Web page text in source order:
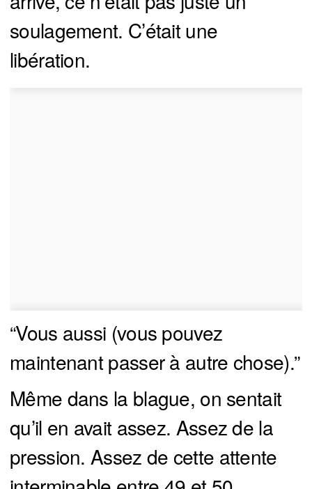
soulagement. C’était une
libération.
“Vous aussi (vous pouvez
maintenant passer à autre chose).”
Même dans la blague, on sentait
qu’il en avait assez. Assez de la
pression. Assez de cette attente